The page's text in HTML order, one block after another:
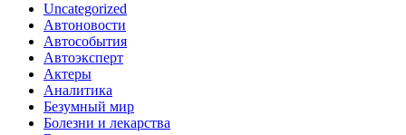
Uncategorized
Автоновости
Автособытия
Автоэксперт
Актеры
Аналитика
Безумный мир
Болезни и лекарства